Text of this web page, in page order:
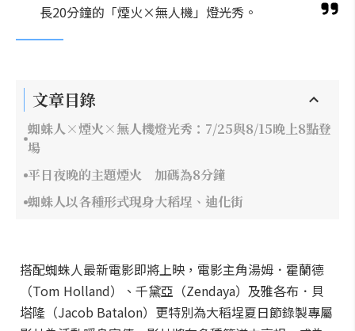
長20分鐘的「煙火×無人機」燈光秀。
文章目錄
蜘蛛人×煙火×無人機燈光秀：7/25與8/15晚上8點登
場
平日夜晚的主題煙火 加碼為8分鐘
蜘蛛人以各種形式現身大稻埕、迪化街
搭配蜘蛛人最新電影即將上映，電影主角湯姆．霍蘭德
（Tom Holland）、千黛亞（Zendaya）及雅各布．貝
塔隆（Jacob Batalon）更特別為大稻埕夏日節錄製專屬